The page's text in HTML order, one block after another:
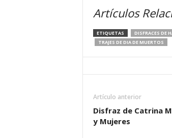
Artículos
ETIQUETAS DISFRACES DE
TRAJES DE DIA DE MUERTOS
Artículo anterior
Disfraz de Catrina
y Mujeres